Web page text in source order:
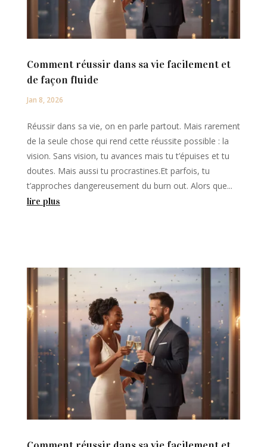
Comment réussir dans sa vie facilement et
de façon fluide
Jan 8, 2026
Réussir dans sa vie, on en parle partout. Mais rarement
de la seule chose qui rend cette réussite possible : la
vision. Sans vision, tu avances mais tu t’épuises et tu
doutes. Mais aussi tu procrastines.Et parfois, tu
t’approches dangereusement du burn out. Alors que...
lire plus